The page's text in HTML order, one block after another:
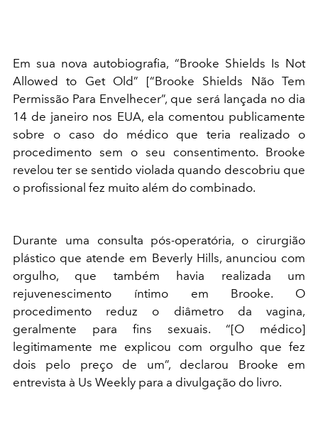
Em sua nova autobiografia, “Brooke Shields Is Not
Allowed to Get Old” [“Brooke Shields Não Tem
Permissão Para Envelhecer”, que será lançada no dia
14 de janeiro nos EUA, ela comentou publicamente
sobre o caso do médico que teria realizado o
procedimento sem o seu consentimento. Brooke
revelou ter se sentido violada quando descobriu que
o profissional fez muito além do combinado.
Durante uma consulta pós-operatória, o cirurgião
plástico que atende em Beverly Hills, anunciou com
orgulho, que também havia realizada um
rejuvenescimento íntimo em Brooke. O
procedimento reduz o diâmetro da vagina,
geralmente para fins sexuais. “[O médico]
legitimamente me explicou com orgulho que fez
dois pelo preço de um”, declarou Brooke em
entrevista à Us Weekly para a divulgação do livro.